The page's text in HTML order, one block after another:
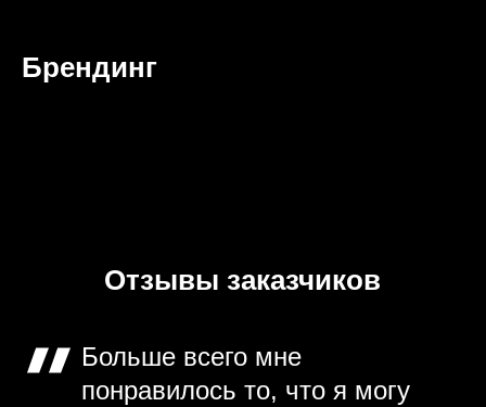
Брендинг
Отзывы заказчиков
Больше всего мне
понравилось то, что я могу